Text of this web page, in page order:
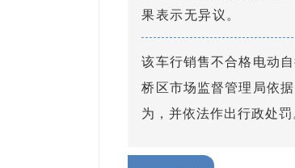
果表示无异议。
该车行销售不合格电动
桥区市场监督管理局依
为，并依法作出行政处罚